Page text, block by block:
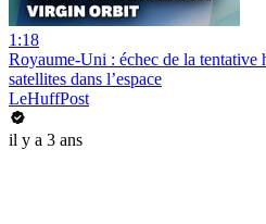
1:18
Royaume-Uni : échec de la tentative
satellites dans l’espace
LeHuffPost
il y a 3 ans